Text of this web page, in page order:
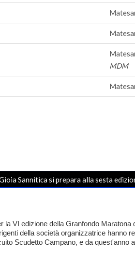
MDM
Sannitica si prepara alla sesta
la VI edizione della Granfondo
della società organizzatrice hanno
Scudetto Campano, e da quest'anno